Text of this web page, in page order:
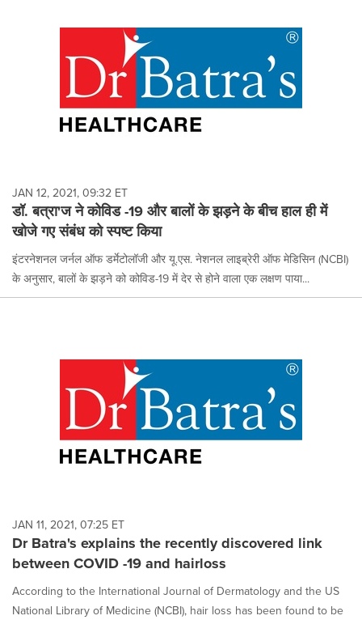
JAN 12, 2021, 09:32 ET
डॉ. बत्रा'ज ने कोविड -19 और बालों के झड़ने के बीच हाल ही में
खोजे गए संबंध को स्पष्ट किया
इंटरनेशनल जर्नल ऑफ डर्मेटोलॉजी और यू.एस. नेशनल लाइब्रेरी ऑफ मेडिसिन (NCBI)
के अनुसार, बालों के झड़ने को कोविड-19 में देर से होने वाला एक लक्षण पाया...
JAN 11, 2021, 07:25 ET
Dr Batra's explains the recently discovered link
between COVID -19 and hairloss
According to the International Journal of Dermatology and the US
National Library of Medicine (NCBI), hair loss has been found to be